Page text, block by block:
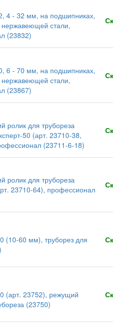
4 - 32 мм, на подшипниках,
нержавеющей стали,
(23832)
6 - 70 мм, на подшипниках,
нержавеющей стали,
(23867)
ролик для трубореза
50 (арт. 23710-38,
(23711-6-18)
ролик для трубореза
23710-64), профессионал
(10-60 мм), труборез для
(арт. 23752), режущий
(23750)